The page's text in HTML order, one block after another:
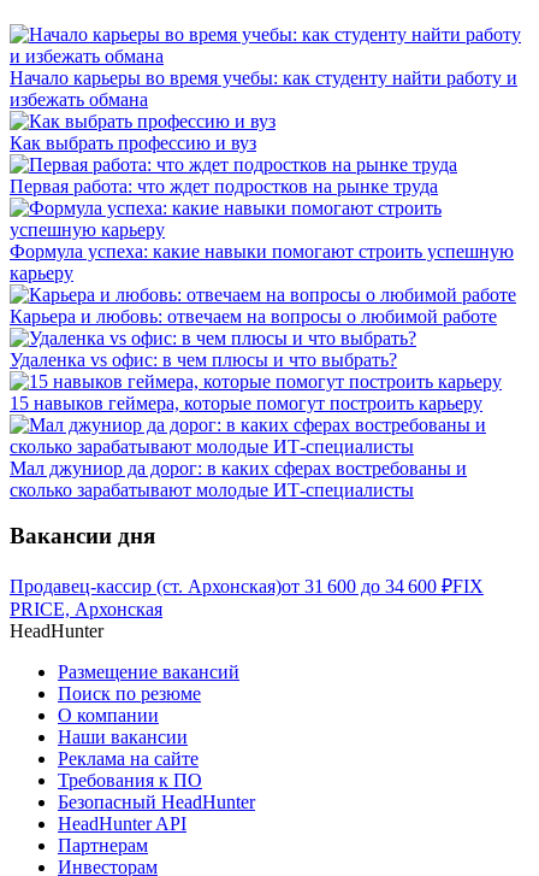
Начало карьеры во время учебы: как студенту найти работу и
избежать обмана
Как выбрать профессию и вуз
Первая работа: что ждет подростков на рынке труда
Формула успеха: какие навыки помогают строить успешную
карьеру
Карьера и любовь: отвечаем на вопросы о любимой работе
Удаленка vs офис: в чем плюсы и что выбрать?
15 навыков геймера, которые помогут построить карьеру
Мал джуниор да дорог: в каких сферах востребованы и
сколько зарабатывают молодые ИТ-специалисты
Вакансии дня
Продавец-кассир (ст. Архонская)от 31 600 до 34 600 ₽FIX
PRICE, Архонская
HeadHunter
Размещение вакансий
Поиск по резюме
О компании
Наши вакансии
Реклама на сайте
Требования к ПО
Безопасный HeadHunter
HeadHunter API
Партнерам
Инвесторам